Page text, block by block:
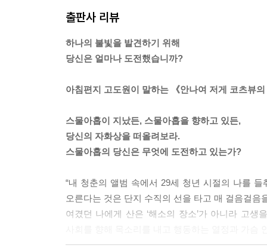
출판사 리뷰
하나의 불빛을 발견하기 위해
당신은 얼마나 도전했습니까?
아침편지 고도원이 말하는 《안나여 저게 코츠뷰
스물아홉이 지났든, 스물아홉을 향하고 있든,
당신의 자화상을 떠올려보라.
스물아홉의 당신은 무엇에 도전하고 있는가?
“내 청춘의 앨범 속에서 29세 청년 시절의 나를
오른다는 것은 단지 수직의 선을 타고 매 걸음걸
여겼던 나에게 산은 ‘해소의 장소’가 아니라 고